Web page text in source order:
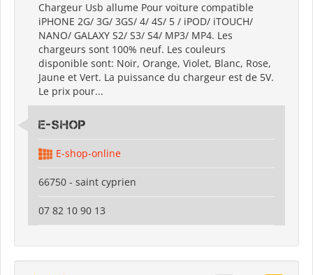
Chargeur Usb allume Pour voiture compatible
iPHONE 2G/ 3G/ 3GS/ 4/ 4S/ 5 / iPOD/ iTOUCH/
NANO/ GALAXY S2/ S3/ S4/ MP3/ MP4. Les
chargeurs sont 100% neuf. Les couleurs
disponible sont: Noir, Orange, Violet, Blanc, Rose,
Jaune et Vert. La puissance du chargeur est de 5V.
Le prix pour...
E-shop
E-shop-online
66750 - saint cyprien
07 82 10 90 13